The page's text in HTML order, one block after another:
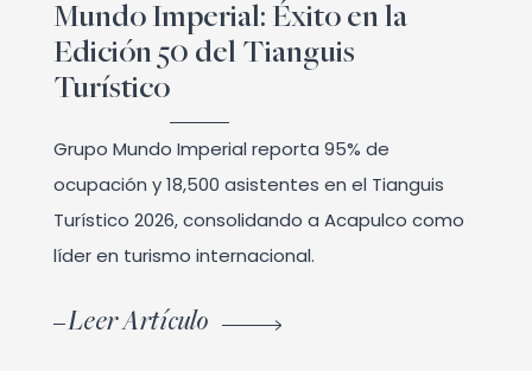
Mundo Imperial: Éxito en la
Edición 50 del Tianguis
Turístico
Grupo Mundo Imperial reporta 95% de
ocupación y 18,500 asistentes en el Tianguis
Turístico 2026, consolidando a Acapulco como
líder en turismo internacional.
Leer Artículo